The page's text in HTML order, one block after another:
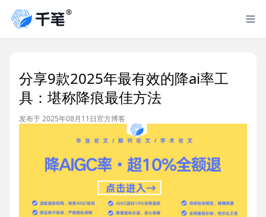
分享9款2025年最有效的降ai率工
具：堪称降痕最佳方法
发布于 2025年08月11日官方博客